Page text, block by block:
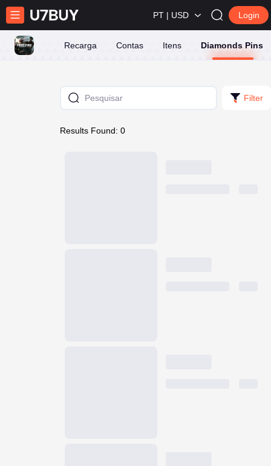
PT | USD Login
Recarga Contas Itens Diamonds Pins
Filter
Results Found: 0